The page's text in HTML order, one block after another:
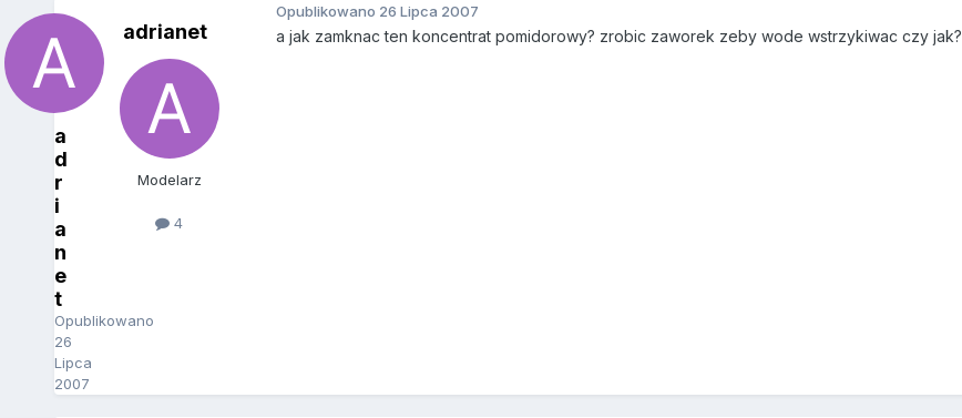
a
d
r
i
a
n
e
t
Opublikowano
26
Lipca
2007
adrianet
Modelarz
4
Opublikowano 26 Lipca 2007
a jak zamknac ten koncentrat pomidorowy? zrobic zaworek zeby wode wstrzykiwac czy jak?